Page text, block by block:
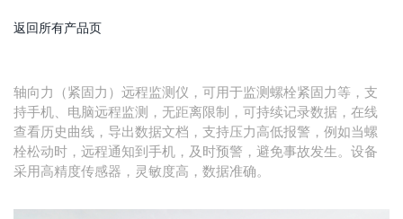
返回所有产品页
轴向力（紧固力）远程监测仪，可用于监测螺栓紧固力等，支
持手机、电脑远程监测，无距离限制，可持续记录数据，在线
查看历史曲线，导出数据文档，支持压力高低报警，例如当螺
栓松动时，远程通知到手机，及时预警，避免事故发生。设备
采用高精度传感器，灵敏度高，数据准确。